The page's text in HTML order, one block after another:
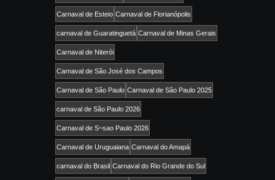
Carnaval de Esteio Carnaval de Florianópolis
carnaval de Guaratinguetá Carnaval de Minas Gerais
Carnaval de Niterói
Carnaval de São José dos Campos
Carnaval de São Paulo Carnaval de São Paulo 2025
carnaval de São Paulo 2026
Carnaval de S~sao Paulo 2026
Carnaval de Uruguaiana Carnaval do Amapá
carnaval do Brasil Carnaval do Rio Grande do Sul